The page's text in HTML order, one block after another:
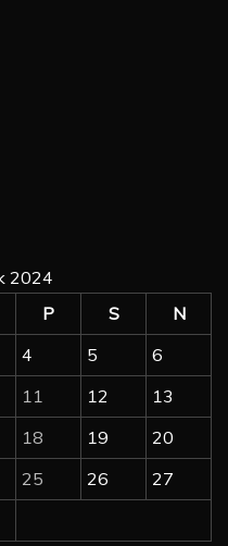
2024
P S
N
4 5
6
11 12
13
18 19
20
25 26
27